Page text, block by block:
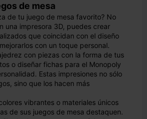
de mesa
de tu juego de mesa favorito? No
una impresora 3D, puedes crear
que coincidan con el diseño
con un toque personal.
con piezas con la forma de tus
o diseñar fichas para el Monopoly
Estas impresiones no sólo
sino que los hacen más
vibrantes o materiales únicos
de sus juegos de mesa destaquen.